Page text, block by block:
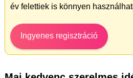
év felettiek is könnyen
Ingyenes regisztráció